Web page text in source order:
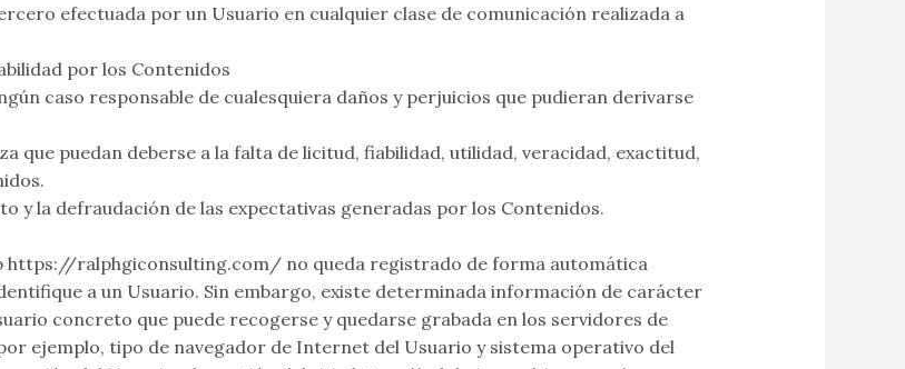
efectuada por un Usuario en cualquier clase de comunicación realizada a
por los Contenidos
caso responsable de cualesquiera daños y perjuicios que pudieran derivarse
que puedan deberse a la falta de licitud, fiabilidad, utilidad, veracidad, exactitud,
y la defraudación de las expectativas generadas por los Contenidos.
https://ralphgiconsulting.com/ no queda registrado de forma automática
a un Usuario. Sin embargo, existe determinada información de carácter
concreto que puede recogerse y quedarse grabada en los servidores de
ejemplo, tipo de navegador de Internet del Usuario y sistema operativo del